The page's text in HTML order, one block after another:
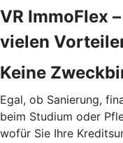
VR ImmoFlex
vielen
Keine
Egal, ob Sanierung,
beim Studium oder
wofür Sie Ihre